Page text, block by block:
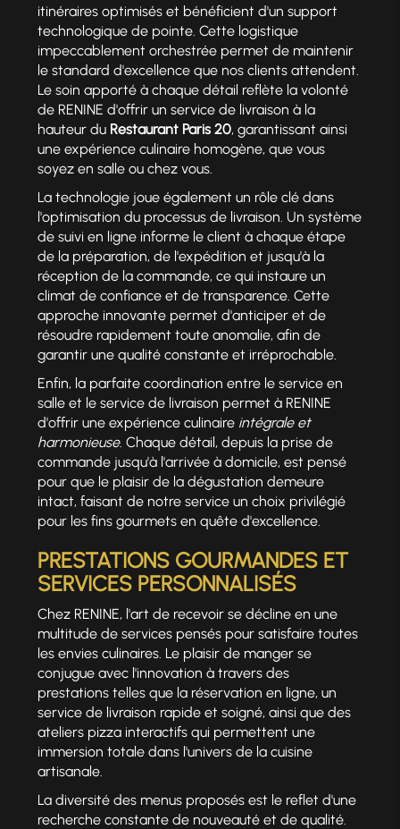
itinéraires optimisés et bénéficient d'un support
technologique de pointe. Cette logistique
impeccablement orchestrée permet de maintenir
le standard d'excellence que nos clients attendent.
Le soin apporté à chaque détail reflète la volonté
de RENINE d'offrir un service de livraison à la
hauteur du Restaurant Paris 20, garantissant ainsi
une expérience culinaire homogène, que vous
soyez en salle ou chez vous.
La technologie joue également un rôle clé dans
l'optimisation du processus de livraison. Un système
de suivi en ligne informe le client à chaque étape
de la préparation, de l'expédition et jusqu'à la
réception de la commande, ce qui instaure un
climat de confiance et de transparence. Cette
approche innovante permet d'anticiper et de
résoudre rapidement toute anomalie, afin de
garantir une qualité constante et irréprochable.
Enfin, la parfaite coordination entre le service en
salle et le service de livraison permet à RENINE
d'offrir une expérience culinaire intégrale et
harmonieuse. Chaque détail, depuis la prise de
commande jusqu'à l'arrivée à domicile, est pensé
pour que le plaisir de la dégustation demeure
intact, faisant de notre service un choix privilégié
pour les fins gourmets en quête d'excellence.
PRESTATIONS GOURMANDES ET
SERVICES PERSONNALISÉS
Chez RENINE, l'art de recevoir se décline en une
multitude de services pensés pour satisfaire toutes
les envies culinaires. Le plaisir de manger se
conjugue avec l'innovation à travers des
prestations telles que la réservation en ligne, un
service de livraison rapide et soigné, ainsi que des
ateliers pizza interactifs qui permettent une
immersion totale dans l'univers de la cuisine
artisanale.
La diversité des menus proposés est le reflet d'une
recherche constante de nouveauté et de qualité.